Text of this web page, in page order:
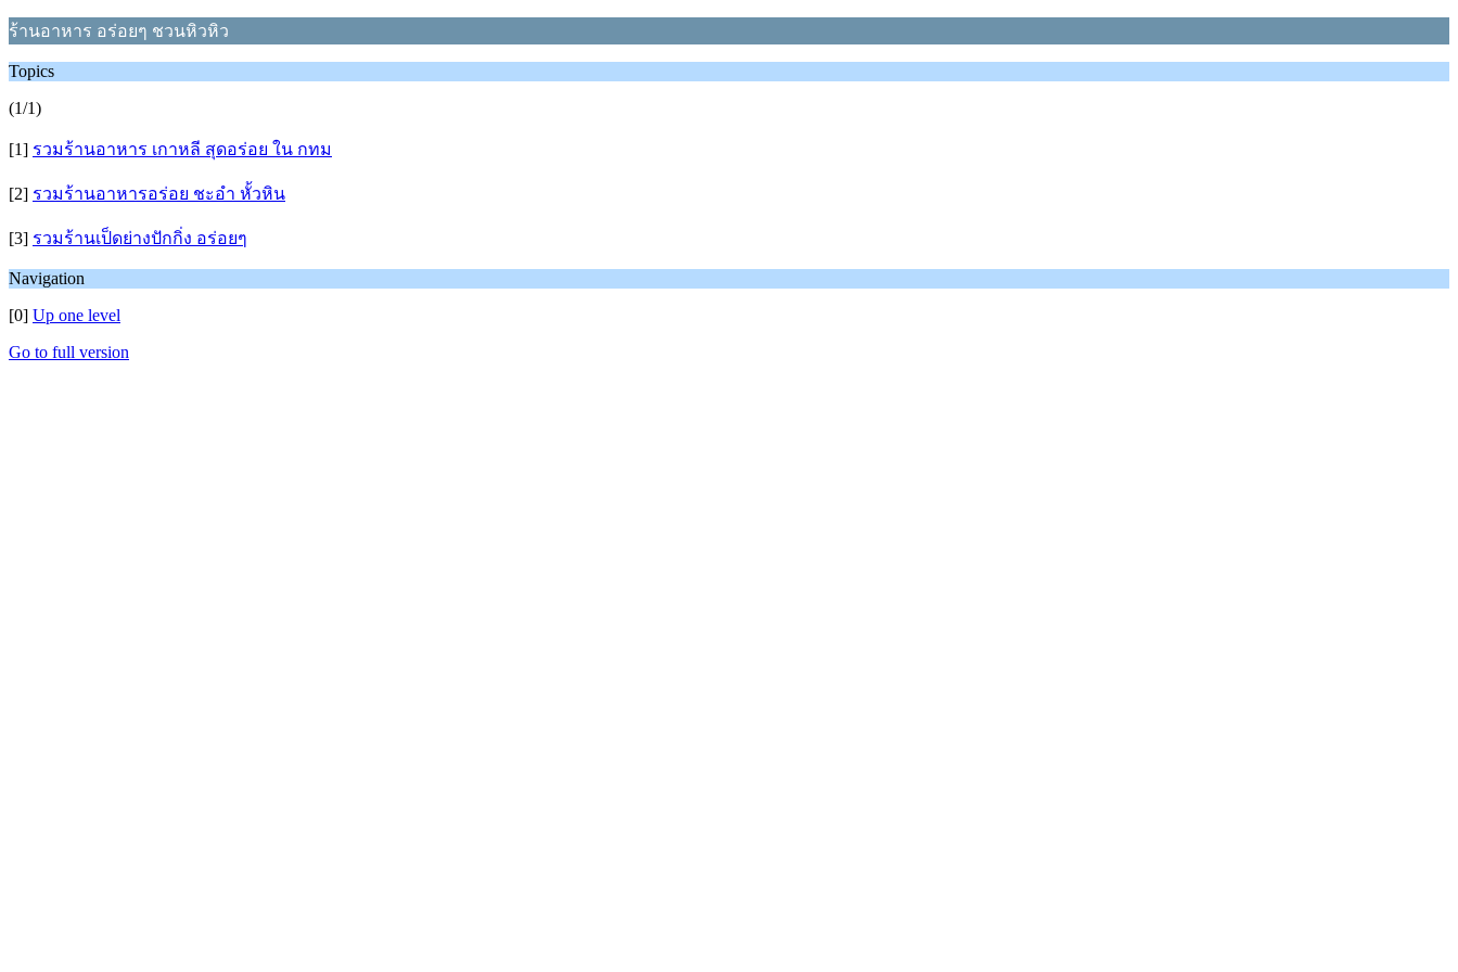
ร้านอาหาร อร่อยๆ ชวนหิวหิว
Topics
(1/1)
[1] รวมร้านอาหาร เกาหลี สุดอร่อย ใน กทม
[2] รวมร้านอาหารอร่อย ชะอำ หั้วหิน
[3] รวมร้านเป็ดย่างปักกิ่ง อร่อยๆ
Navigation
[0] Up one level
Go to full version